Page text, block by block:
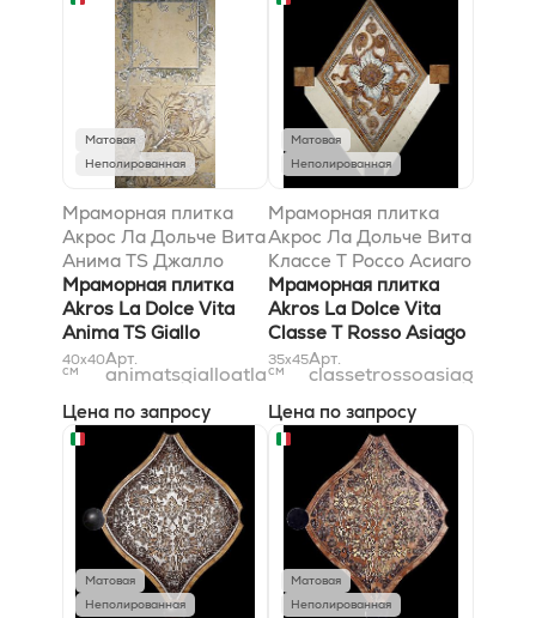
Матовая
Неполированная
Мраморная плитка
Акрос Ла Дольче Вита
Анима TS Джалло
Атлантиде Сильвер
40x40
Мраморная плитка
Akros La Dolce Vita
Anima TS Giallo
Atlantide Silver 40x40
40x40
см
Арт.
animatsgialloatlantidesilver40x40
Цена по запросу
Матовая
Неполированная
Мраморная плитка
Акрос Ла Дольче Вита
Классе T Россо Асиаго
Сильвер Бьянконе
33x45
Мраморная плитка
Akros La Dolce Vita
Classe T Rosso Asiago
Silver Biancone 33x45
35x45
см
Арт.
Цена по запросу
Матовая
Неполированная
Матовая
Неполированная